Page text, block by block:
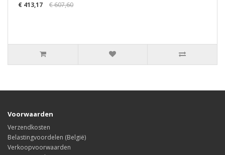
€ 413,17
€ 607,60
Voorwaarden
Verzendkosten
Belastingvoordelen (België)
Verkoopvoorwaarden